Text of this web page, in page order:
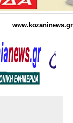
www.kozaninews.gr